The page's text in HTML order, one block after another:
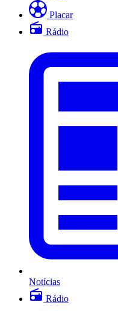
Placar
Rádio
Notícias
Rádio